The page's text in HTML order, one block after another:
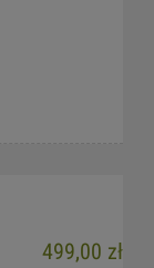
499,00 zł